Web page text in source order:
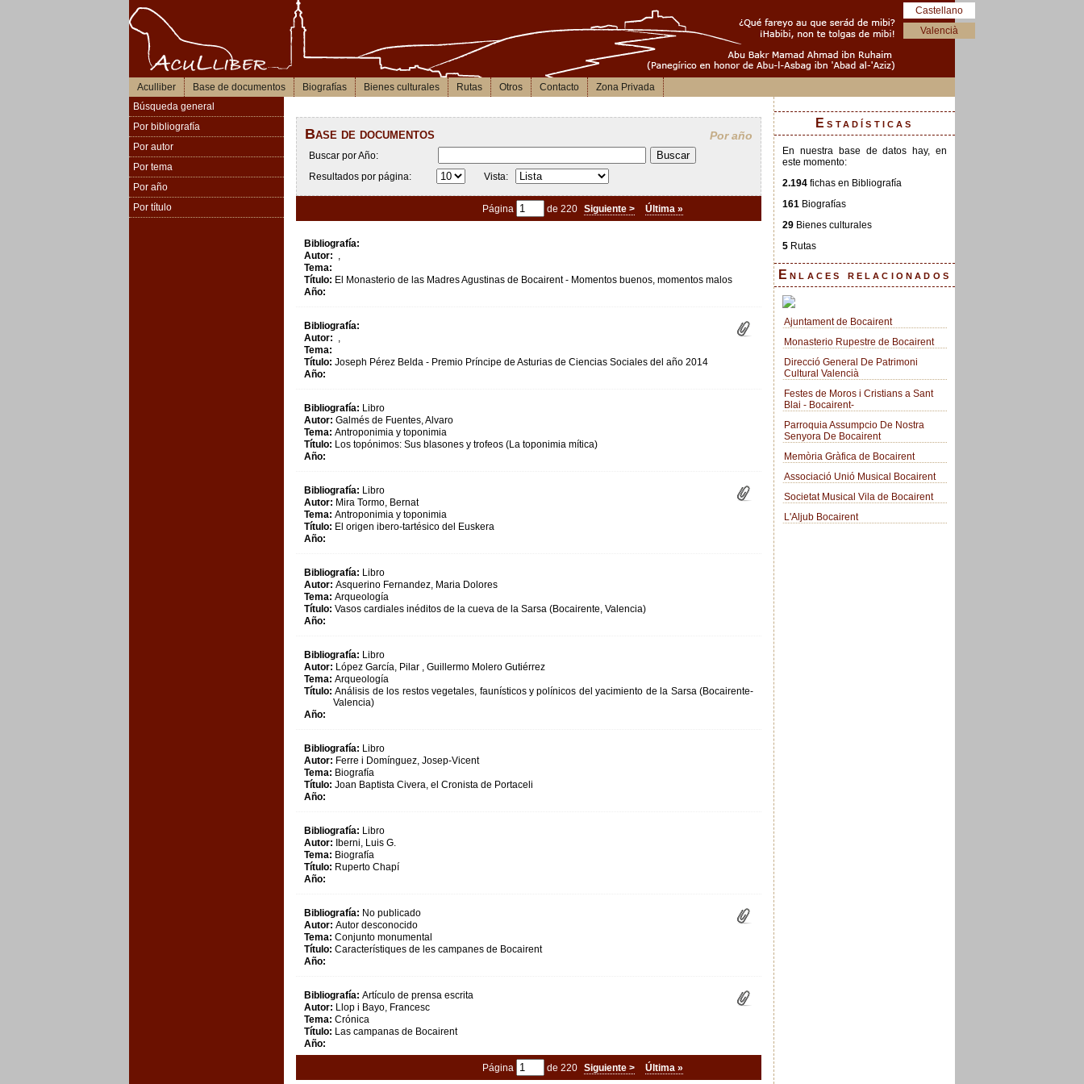
Castellano
Valencià
Aculliber Base de documentos Biografías Bienes culturales Rutas Otros Contacto
Zona Privada
Búsqueda general
Por bibliografía
Por autor
Por tema
Por año
Por título
Base de documentos Por año
Buscar por Año:
Resultados por página:
Vista:
Página de 220 Siguiente > Última »
Bibliografía:
Autor: ,
Tema:
Título: El Monasterio de las Madres Agustinas de Bocairent - Momentos buenos, momentos malos
Año:
Bibliografía:
Autor: ,
Tema:
Título: Joseph Pérez Belda - Premio Príncipe de Asturias de Ciencias Sociales del año 2014
Año:
Bibliografía: Libro
Autor: Galmés de Fuentes, Alvaro
Tema: Antroponimia y toponimia
Título: Los topónimos: Sus blasones y trofeos (La toponimia mítica)
Año:
Bibliografía: Libro
Autor: Mira Tormo, Bernat
Tema: Antroponimia y toponimia
Título: El origen ibero-tartésico del Euskera
Año:
Bibliografía: Libro
Autor: Asquerino Fernandez, Maria Dolores
Tema: Arqueología
Título: Vasos cardiales inéditos de la cueva de la Sarsa (Bocairente, Valencia)
Año:
Bibliografía: Libro
Autor: López García, Pilar , Guillermo Molero Gutiérrez
Tema: Arqueología
Título: Análisis de los restos vegetales, faunísticos y polínicos del yacimiento de la Sarsa (Bocairente-
Valencia)
Año:
Bibliografía: Libro
Autor: Ferre i Domínguez, Josep-Vicent
Tema: Biografía
Título: Joan Baptista Civera, el Cronista de Portaceli
Año:
Bibliografía: Libro
Autor: Iberni, Luis G.
Tema: Biografía
Título: Ruperto Chapí
Año:
Bibliografía: No publicado
Autor: Autor desconocido
Tema: Conjunto monumental
Título: Característiques de les campanes de Bocairent
Año:
Bibliografía: Artículo de prensa escrita
Autor: Llop i Bayo, Francesc
Tema: Crónica
Título: Las campanas de Bocairent
Año:
Página de 220 Siguiente > Última »
Estadísticas
En nuestra base de datos hay, en
este momento:
2.194 fichas en Bibliografía
161 Biografías
29 Bienes culturales
5 Rutas
Enlaces relacionados
Ajuntament de Bocairent
Monasterio Rupestre de Bocairent
Direcció General De Patrimoni
Cultural Valencià
Festes de Moros i Cristians a Sant
Blai - Bocairent-
Parroquia Assumpcio De Nostra
Senyora De Bocairent
Memòria Gràfica de Bocairent
Associació Unió Musical Bocairent
Societat Musical Vila de Bocairent
L'Aljub Bocairent